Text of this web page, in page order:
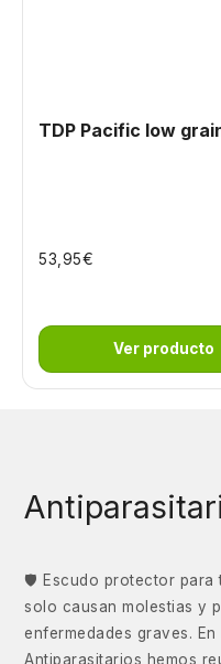
TDP Pacific low
53,95€
Ver producto
🛡️ Escudo protector para
solo causan molestias y
enfermedades graves.
Antiparasitarios hemos